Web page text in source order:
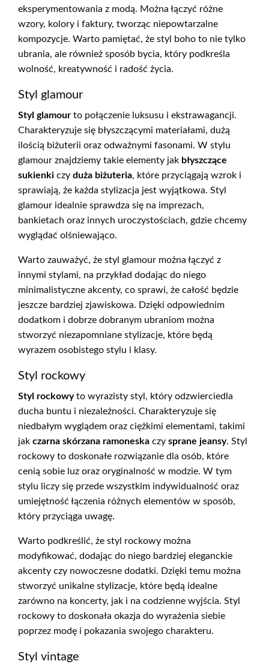
eksperymentowania z modą. Można łączyć różne
wzory, kolory i faktury, tworząc niepowtarzalne
kompozycje. Warto pamiętać, że styl boho to nie tylko
ubrania, ale również sposób bycia, który podkreśla
wolność, kreatywność i radość życia.
Styl glamour
Styl glamour to połączenie luksusu i ekstrawagancji.
Charakteryzuje się błyszczącymi materiałami, dużą
ilością biżuterii oraz odważnymi fasonami. W stylu
glamour znajdziemy takie elementy jak błyszczące
sukienki czy duża biżuteria, które przyciągają wzrok i
sprawiają, że każda stylizacja jest wyjątkowa. Styl
glamour idealnie sprawdza się na imprezach,
bankietach oraz innych uroczystościach, gdzie chcemy
wyglądać olśniewająco.
Warto zauważyć, że styl glamour można łączyć z
innymi stylami, na przykład dodając do niego
minimalistyczne akcenty, co sprawi, że całość będzie
jeszcze bardziej zjawiskowa. Dzięki odpowiednim
dodatkom i dobrze dobranym ubraniom można
stworzyć niezapomniane stylizacje, które będą
wyrazem osobistego stylu i klasy.
Styl rockowy
Styl rockowyto wyrazisty styl, który odzwierciedla
ducha buntu i niezależności. Charakteryzuje się
niedbałym wyglądem oraz ciężkimi elementami, takimi
jak czarna skórzana ramoneska czy sprane jeansy. Styl
rockowy to doskonałe rozwiązanie dla osób, które
cenią sobie luz oraz oryginalność w modzie. W tym
stylu liczy się przede wszystkim indywidualność oraz
umiejętność łączenia różnych elementów w sposób,
który przyciąga uwagę.
Warto podkreślić, że styl rockowy można
modyfikować, dodając do niego bardziej eleganckie
akcenty czy nowoczesne dodatki. Dzięki temu można
stworzyć unikalne stylizacje, które będą idealne
zarówno na koncerty, jak i na codzienne wyjścia. Styl
rockowy to doskonała okazja do wyrażenia siebie
poprzez modę i pokazania swojego charakteru.
Styl vintage